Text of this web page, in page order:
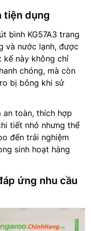
tiện dụng
bình KG57A3 trang
và nước lạnh, được
kế này không chỉ
chóng, mà còn
bị bỏng khi sử
toàn, thích hợp
tiết nhỏ nhưng thể
đến trải nghiệm
sinh hoạt hàng
ứng nhu cầu